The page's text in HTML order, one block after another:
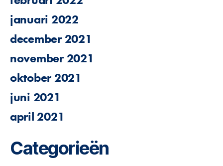
januari 2022
december 2021
november 2021
oktober 2021
juni 2021
april 2021
Categorieën